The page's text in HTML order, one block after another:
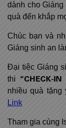
dành cho
quà đến khắp
Chúc bạn và
Giáng sinh an
Đại tiệc Giáng
thi “CHECK-IN
nhiều quà tặng
Link
Tham gia cùng